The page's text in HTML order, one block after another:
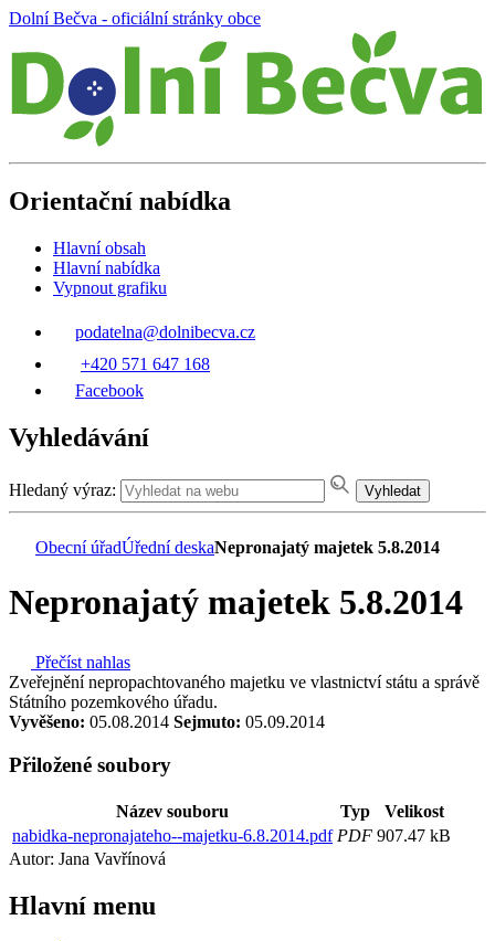
Dolní Bečva - oficiální stránky obce
Orientační nabídka
Hlavní obsah
Hlavní nabídka
Vypnout grafiku
podatelna@dolnibecva.cz
+420 571 647 168
Facebook
Vyhledávání
Hledaný výraz: Vyhledat
Obecní úřadÚřední deskaNepronajatý majetek 5.8.2014
Nepronajatý majetek 5.8.2014
Přečíst nahlas
Zveřejnění nepropachtovaného majetku ve vlastnictví státu a správě
Státního pozemkového úřadu.
Vyvěšeno: 05.08.2014 Sejmuto: 05.09.2014
Přiložené soubory
Název souboru Typ
Velikost
nabidka-nepronajateho--majetku-6.8.2014.pdf PDF 907.47 kB
Autor: Jana Vavřínová
Hlavní menu